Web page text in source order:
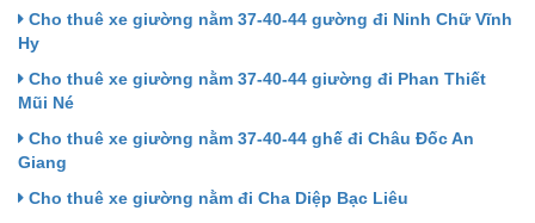
Cho thuê xe giường nằm 37-40-44 gường đi Ninh Chữ Vĩnh
Hy
Cho thuê xe giường nằm 37-40-44 giường đi Phan Thiết
Mũi Né
Cho thuê xe giường nằm 37-40-44 ghế đi Châu Đốc An
Giang
Cho thuê xe giường nằm đi Cha Diệp Bạc Liêu